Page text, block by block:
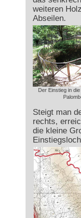
weiteren
Abseilen.
Der Einstieg in
Steigt man
rechts,
die kleine